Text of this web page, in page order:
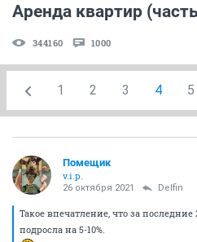
Аренда квартир
344160 1000
1 2 3 4 5
Помещик
v.i.p.
26 октября 2021 Delfin
Такое впечатление, что за
подросла на 5-10%.